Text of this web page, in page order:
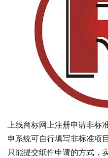
上线商标网上注册申请非标
申系统可自行填写非标准项
只能提交纸件申请的方式，